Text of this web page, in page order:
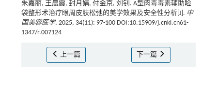
朱嘉丽, 王晨霞, 封月娟, 付金京, 刘钊. A型肉毒毒素辅助睑
袋整形术治疗眼周皮肤松弛的美学效果及安全性分析[J]. 中
国美容医学, 2025, 34(11): 97-100 DOI:10.15909/j.cnki.cn61-
1347/r.007124
上一篇 下一篇